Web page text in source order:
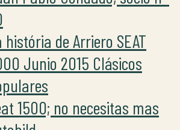
história de Arriero SEAT
Junio 2015 Clásicos
1500; no necesitas mas